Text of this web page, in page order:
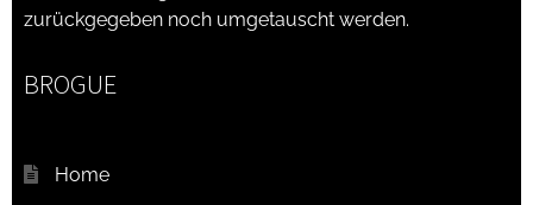
zurückgegeben noch umgetauscht werden.
BROGUE
Home